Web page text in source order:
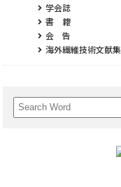
学会誌
書 籍
会 告
海外繊維技術文献集